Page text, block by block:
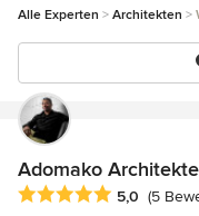
Alle Experten Architekten
Adomako
Durchschnittliche
5,0 (5